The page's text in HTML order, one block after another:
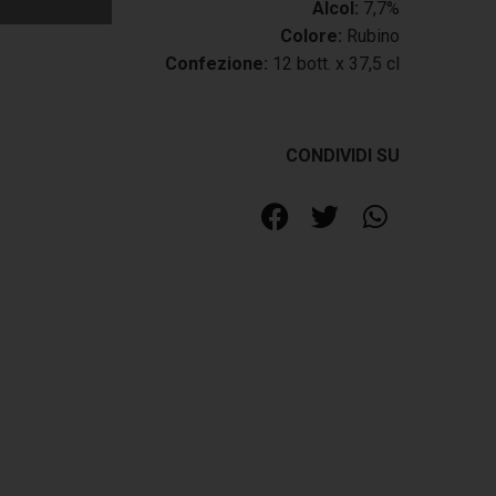
Alcol: 7,7%
Colore: Rubino
Confezione: 12 bott. x 37,5 cl
CONDIVIDI SU